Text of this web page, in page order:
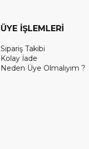
ÜYE İŞLEMLERİ
Sipariş Takibi
Kolay İade
Neden Üye Olmalıyım ?